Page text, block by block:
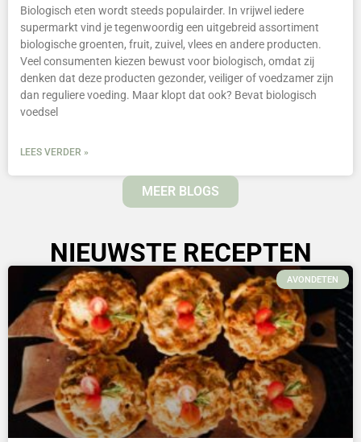
Biologisch eten wordt steeds populairder. In vrijwel iedere
supermarkt vind je tegenwoordig een uitgebreid assortiment
biologische groenten, fruit, zuivel, vlees en andere producten.
Veel consumenten kiezen bewust voor biologisch, omdat zij
denken dat deze producten gezonder, veiliger of voedzamer zijn
dan reguliere voeding. Maar klopt dat ook? Bevat biologisch
voedsel
LEES VERDER »
MEER BLOGS
NIEUWSTE RECEPTEN
AVONDETEN